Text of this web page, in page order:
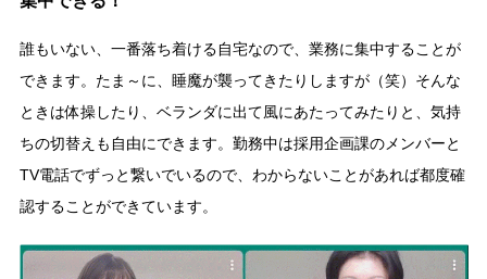
誰もいない、一番落ち着ける自宅なので、業務に集中することが
できます。たま～に、睡魔が襲ってきたりしますが（笑）そんな
ときは体操したり、ベランダに出て風にあたってみたりと、気持
ちの切替えも自由にできます。勤務中は採用企画課のメンバーと
TV電話でずっと繋いでいるので、わからないことがあれば都度確
認することができています。